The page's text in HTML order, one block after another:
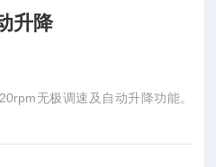
升降
无极调速及自动升降功能。